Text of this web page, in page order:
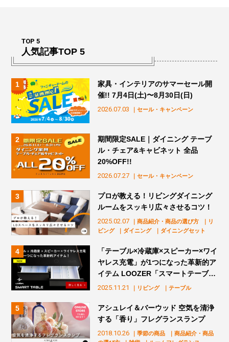
TOP 5
人気記事TOP 5
2026.07.03 ｜セール・キャンペーン
家具・インテリアのサマーセール開
催!! 7月4日(土)〜8月30日(日)
2026.07.27 ｜セール・キャンペーン
期間限定SALE｜ダイニング テーブ
ル・チェア&キャビネット 全品
20%OFF!!
2025.02.07 ｜商品紹介・商品の選び方
｜リ
ビング
｜ダイニング ｜ダイニングセット
プロが教える！リビングダイニング
ルームをスッキリ広々させるコツ！
2025.11.21 ｜リビング ｜テーブル
「テーブル×冷蔵庫×スピーカー×ワイ
ヤレス充電」が1つになった革新的ア
イテム LOOZER「スマートテーブ
ル」販売スタート！
2018.10.26 ｜季節の商品
｜商品紹介・商品
アシュレイ＆バーウッド 空気を清浄
する「香り」フレグランスランプ